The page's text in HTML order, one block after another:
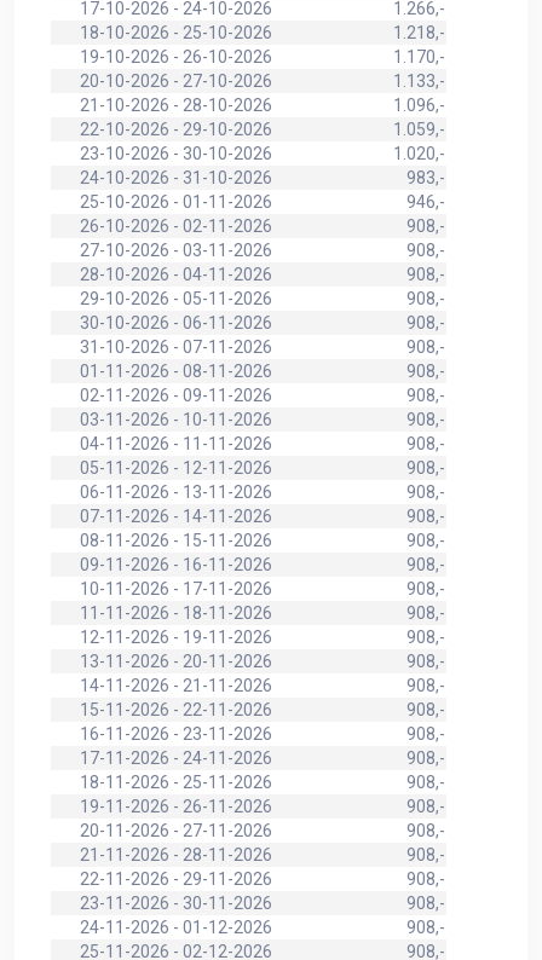
17-10-2026 - 24-10-2026
1.266,-
18-10-2026 - 25-10-2026
1.218,-
19-10-2026 - 26-10-2026
1.170,-
20-10-2026 - 27-10-2026
1.133,-
21-10-2026 - 28-10-2026
1.096,-
22-10-2026 - 29-10-2026
1.059,-
23-10-2026 - 30-10-2026
1.020,-
24-10-2026 - 31-10-2026
983,-
25-10-2026 - 01-11-2026
946,-
26-10-2026 - 02-11-2026
908,-
27-10-2026 - 03-11-2026
908,-
28-10-2026 - 04-11-2026
908,-
29-10-2026 - 05-11-2026
908,-
30-10-2026 - 06-11-2026
908,-
31-10-2026 - 07-11-2026
908,-
01-11-2026 - 08-11-2026
908,-
02-11-2026 - 09-11-2026
908,-
03-11-2026 - 10-11-2026
908,-
04-11-2026 - 11-11-2026
908,-
05-11-2026 - 12-11-2026
908,-
06-11-2026 - 13-11-2026
908,-
07-11-2026 - 14-11-2026
908,-
08-11-2026 - 15-11-2026
908,-
09-11-2026 - 16-11-2026
908,-
10-11-2026 - 17-11-2026
908,-
11-11-2026 - 18-11-2026
908,-
12-11-2026 - 19-11-2026
908,-
13-11-2026 - 20-11-2026
908,-
14-11-2026 - 21-11-2026
908,-
15-11-2026 - 22-11-2026
908,-
16-11-2026 - 23-11-2026
908,-
17-11-2026 - 24-11-2026
908,-
18-11-2026 - 25-11-2026
908,-
19-11-2026 - 26-11-2026
908,-
20-11-2026 - 27-11-2026
908,-
21-11-2026 - 28-11-2026
908,-
22-11-2026 - 29-11-2026
908,-
23-11-2026 - 30-11-2026
908,-
24-11-2026 - 01-12-2026
908,-
25-11-2026 - 02-12-2026
908,-